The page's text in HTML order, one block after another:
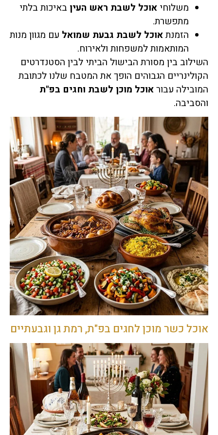
משלוחי אוכל לשבת ראש העין באיכות בלתי
מתפשרת.
הזמנתאוכל לשבת גבעת שמואל עם מגוון מנות
המותאמות למשפחות ולאירוח.
השילוב בין מסורת הבישול הביתי לבין הסטנדרטים
הקולינריים הגבוהים הופך את המטבח שלנו לכתובת
המובילה עבוראוכל מוכן לשבת וחגים בפ"ת
והסביבה.
אוכל כשר מוכן לחגים בפ"ת, רמת גן וגבעתיים